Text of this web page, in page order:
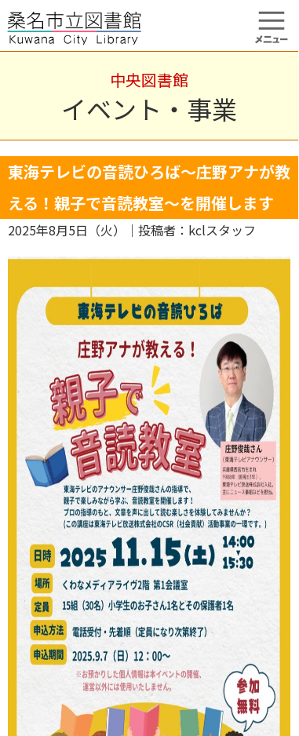
中央図書館
イベント・事業
東海テレビの音読ひろば～庄野アナが教
える！親子で音読教室～を開催します
2025年8月5日（火） ｜投稿者：kclスタッフ